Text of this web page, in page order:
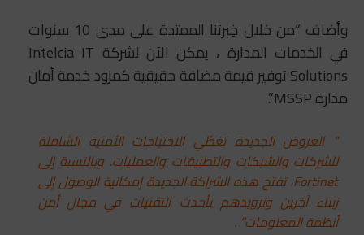
وأضاف “من خلال خِبرتنا الممتدة على مدى 10 سنوات
في الخدمات المدارة ، يمكن الآن لشركة Intelcia IT
Solutions توفير قيمة مضافة حقيقية كمزود خدمة أمان
مدارة MSSP”.
” العروض الجديدة تغطّي الاحتياجات الأمنية الشاملة
للشركات والشبكات والتطبيقات والعمليات. وبالنسبة إلى
Fortinet، تفتح هذه الشراكة الجديدة إمكانية الوصول إلى
زبناء آخرين وتزويدهم بأحدث التقنيات في مجال أمن
أنظمة المعلومات” .